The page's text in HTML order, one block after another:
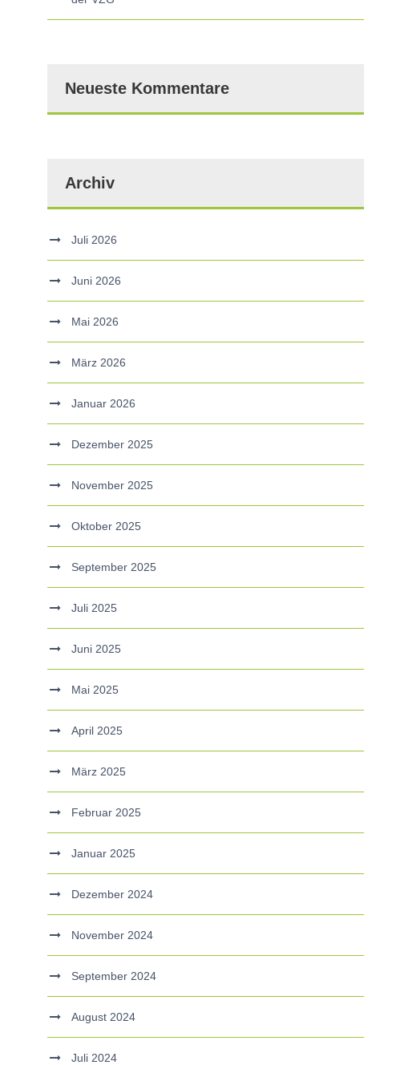
Neueste Kommentare
Archiv
Juli 2026
Juni 2026
Mai 2026
März 2026
Januar 2026
Dezember 2025
November 2025
Oktober 2025
September 2025
Juli 2025
Juni 2025
Mai 2025
April 2025
März 2025
Februar 2025
Januar 2025
Dezember 2024
November 2024
September 2024
August 2024
Juli 2024